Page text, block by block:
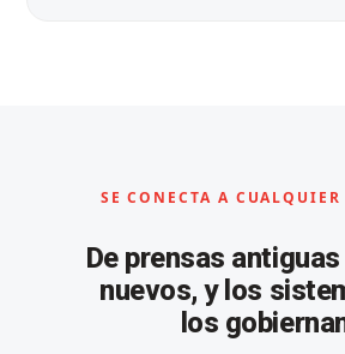
SE CONECTA A
De prensas
nuevos, y los
los